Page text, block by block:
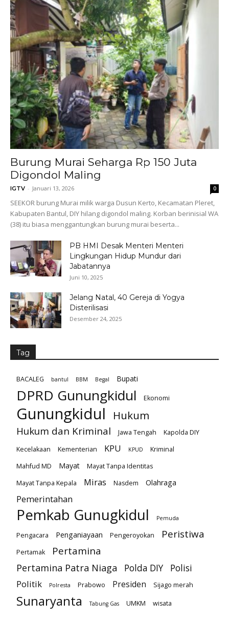
Burung Murai Seharga Rp 150 Juta
Digondol Maling
IGTV - Januari 13, 2026 0
SEEKOR burung Murai milik warga Dusun Kerto, Kecamatan Pleret,
Kabupaten Bantul, DIY hilang digondol maling. Korban berinisial WA
(38) itu biasa menggantungkan burung murai beserta...
PB HMI Desak Menteri Menteri
Lingkungan Hidup Mundur dari
Jabatannya
Juni 10, 2025
Jelang Natal, 40 Gereja di Yogya
Disterilisasi
Desember 24, 2025
Tag
BACALEG bantul BBM Begal Bupati
DPRD Gunungkidul Ekonomi
Gunungkidul Hukum
Hukum dan Kriminal Jawa Tengah
Kapolda DIY
Kecelakaan
Kementerian KPU KPUD
Kriminal
Mahfud MD
Mayat
Mayat Tanpa Identitas
Mayat Tanpa Kepala
Miras Nasdem Olahraga
Pemerintahan
Pemkab Gunugkidul Pemuda
Pengacara Penganiayaan Pengeroyokan Peristiwa
Pertamak Pertamina
Pertamina Patra Niaga Polda DIY
Polisi
Politik
Polresta Prabowo Presiden Sijago merah
Sunaryanta Tabung Gas UMKM wisata